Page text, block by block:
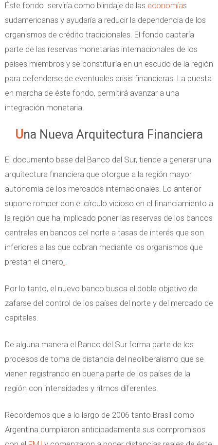
Éste fondo serviría como blindaje de las economías
sudamericanas y ayudaría a reducir la dependencia de los
organismos de crédito tradicionales. El fondo captaría
parte de las reservas monetarias internacionales de los
países miembros y se constituiría en un escudo de la región
para defenderse de eventuales crisis financieras. La puesta
en marcha de éste fondo, permitirá avanzar a una
integración monetaria.
Una Nueva Arquitectura Financiera
El documento base del Banco del Sur, tiende a generar una
arquitectura financiera que otorgue a la región mayor
autonomía de los mercados internacionales. Lo anterior
supone romper con el círculo vicioso en el financiamiento a
la región que ha implicado poner las reservas de los bancos
centrales en bancos del norte a tasas de interés que son
inferiores a las que cobran mediante los organismos que
prestan el dinero
Por lo tanto, el nuevo banco busca el doble objetivo de
zafarse del control de los países del norte y del mercado de
capitales.
De alguna manera el Banco del Sur forma parte de los
procesos de toma de distancia del neoliberalismo que se
vienen registrando en buena parte de los países de la
región con intensidades y ritmos diferentes.
Recordemos que a lo largo de 2006 tanto Brasil como
Argentina cumplieron anticipadamente sus compromisos